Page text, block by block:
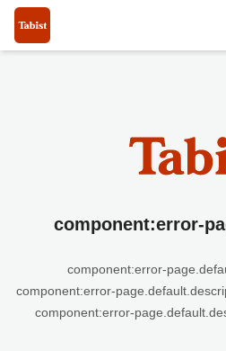
component:error-
component:error-
component:error-
component:error-